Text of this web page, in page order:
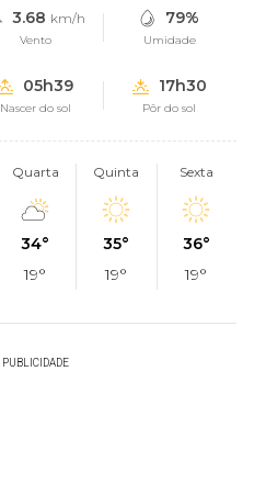
3.68 km/h
Vento
79%
Umidade
05h39
Nascer do sol
17h30
Pôr do sol
Quarta
34°
19°
Quinta
35°
19°
Sexta
36°
19°
PUBLICIDADE